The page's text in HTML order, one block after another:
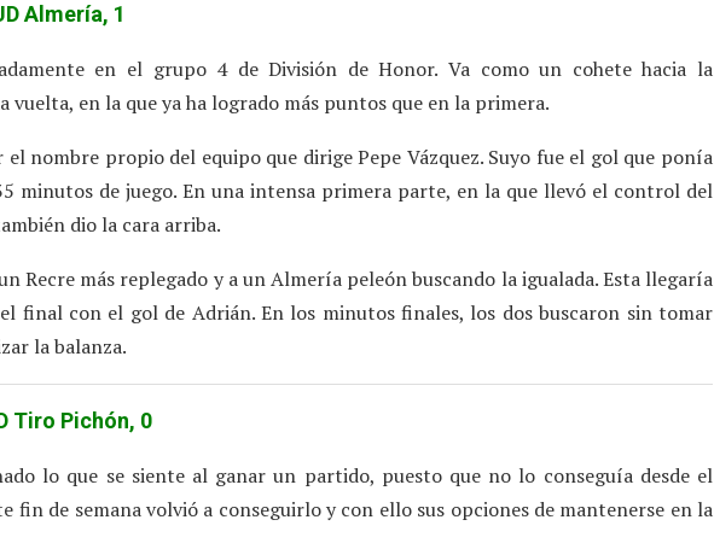
Almería, 1
en el grupo 4 de División de Honor. Va como un cohete hacia la
vuelta, en la que ya ha logrado más puntos que en la primera.
el nombre propio del equipo que dirige Pepe Vázquez. Suyo fue el gol que ponía
minutos de juego. En una intensa primera parte, en la que llevó el control del
dio la cara arriba.
Recre más replegado y a un Almería peleón buscando la igualada. Esta llegaría
final con el gol de Adrián. En los minutos finales, los dos buscaron sin tomar
la balanza.
Tiro Pichón, 0
lo que se siente al ganar un partido, puesto que no lo conseguía desde el
fin de semana volvió a conseguirlo y con ello sus opciones de mantenerse en la